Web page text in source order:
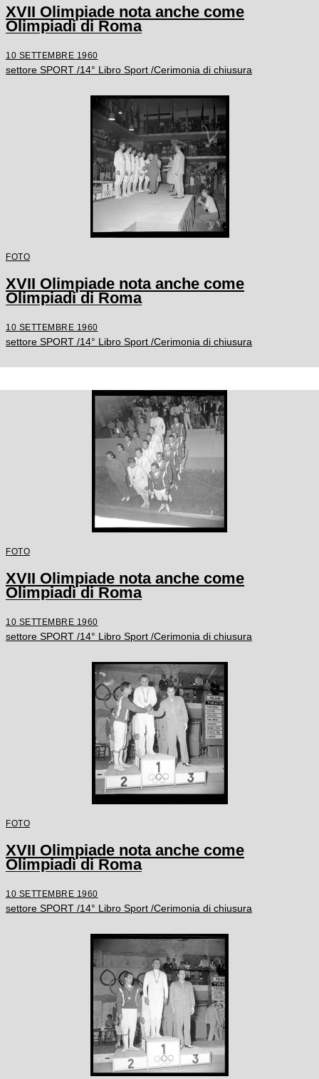
XVII Olimpiade nota anche come
Olimpiadi di Roma
10 SETTEMBRE 1960
settore SPORT /14° Libro Sport /Cerimonia di chiusura
FOTO
XVII Olimpiade nota anche come
Olimpiadi di Roma
10 SETTEMBRE 1960
settore SPORT /14° Libro Sport /Cerimonia di chiusura
FOTO
XVII Olimpiade nota anche come
Olimpiadi di Roma
10 SETTEMBRE 1960
settore SPORT /14° Libro Sport /Cerimonia di chiusura
FOTO
XVII Olimpiade nota anche come
Olimpiadi di Roma
10 SETTEMBRE 1960
settore SPORT /14° Libro Sport /Cerimonia di chiusura